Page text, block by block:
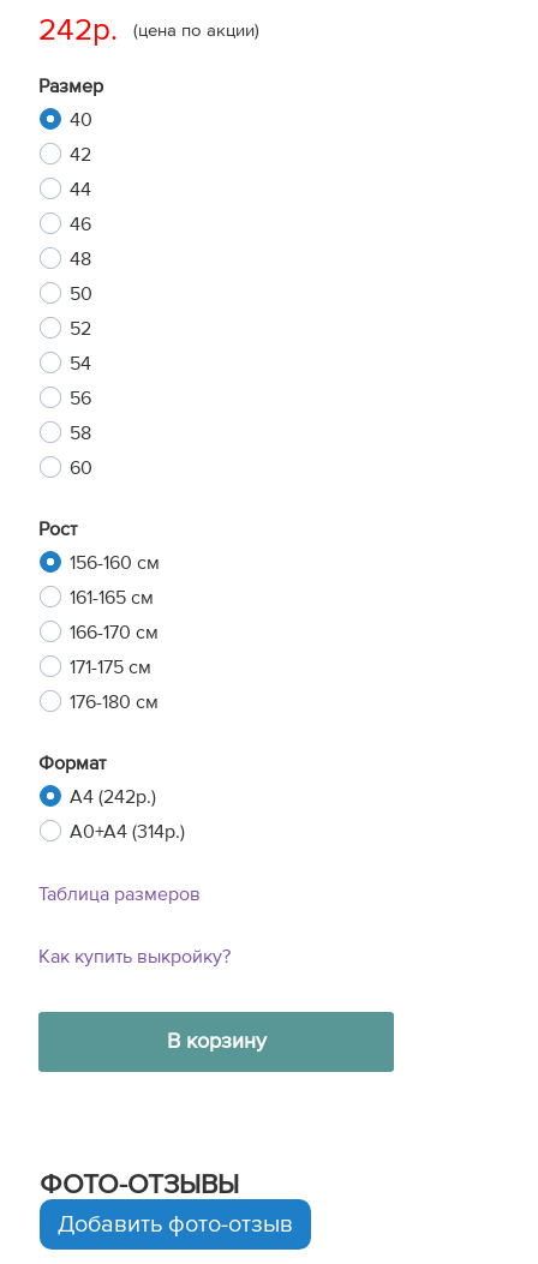
242р. (цена по акции)
Размер
40
42
44
46
48
50
52
54
56
58
60
Рост
156-160 см
161-165 см
166-170 см
171-175 см
176-180 см
Формат
A4 (242р.)
A0+A4 (314р.)
Таблица размеров
Как купить выкройку?
В корзину
ФОТО-ОТЗЫВЫ
Добавить фото-отзыв